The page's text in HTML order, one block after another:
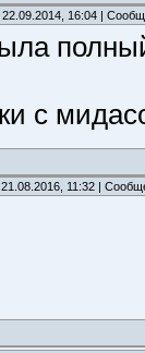
22.09.2014, 16:04 |
с
21.08.2016, 11:32 |